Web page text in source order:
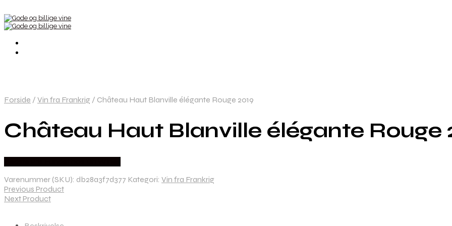
Forside / Vin fra Frankrig / Château Haut Blanville élégante Rouge 2019
Château Haut Blanville élégante Rouge
Varenummer (SKU): db28a3f7d377 Kategori: Vin fra Frankrig
Previous Product
Next Product